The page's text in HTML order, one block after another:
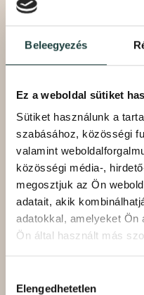
Beleegyezés
Ez a weboldal sütiket
Sütiket használunk a
szabásához, közösségi
valamint
közösségi média-,
megosztjuk az Ön
adatait, akik
adatokkal, amelyeket Ön
Ön által használt más
kiválasztása
Elengedhetetlen
4.5 Internetes oldalon
menete:
Felhasználó kifizeti a
alkalmazandó) a
Stripe fizetési felületén. A
szedi be valamennyi
(amennyiben kiszállításra
díjat és egyéb lehetséges
kerülnek).
az egyes fizetési